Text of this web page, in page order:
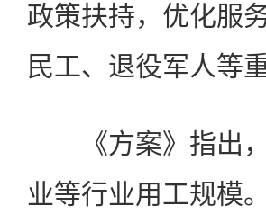
政策扶持，优化服
民工、退役军人等
《方案》指出，
业等行业用工规模